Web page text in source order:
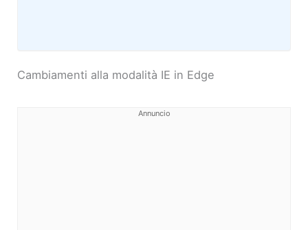
Cambiamenti alla modalità IE in Edge
Annuncio